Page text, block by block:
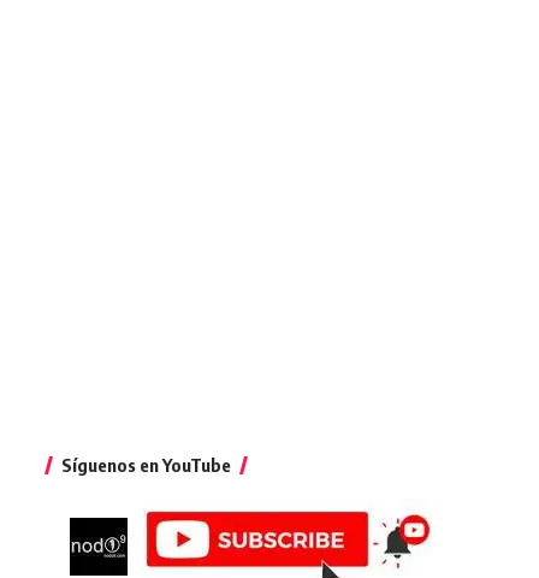
Síguenos en YouTube